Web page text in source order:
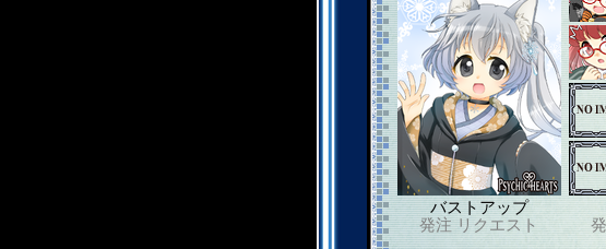
バストアップ
発注 リクエスト